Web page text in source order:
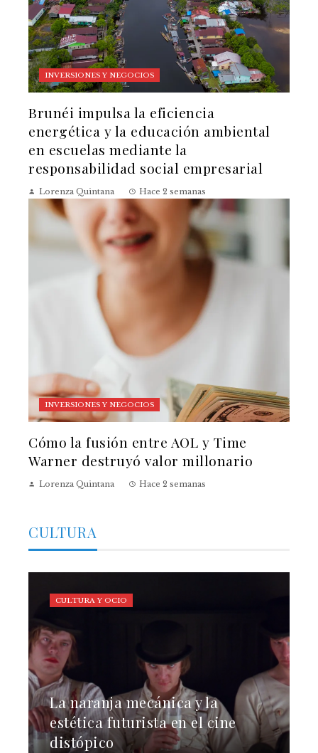
INVERSIONES Y NEGOCIOS
Brunéi impulsa la eficiencia
energética y la educación ambiental
en escuelas mediante la
responsabilidad social empresarial
Lorenza Quintana Hace 2 semanas
INVERSIONES Y NEGOCIOS
Cómo la fusión entre AOL y Time
Warner destruyó valor millonario
Lorenza Quintana Hace 2 semanas
CULTURA
La naranja mecánica y la
estética futurista en el cine
distópico
CULTURA Y OCIO